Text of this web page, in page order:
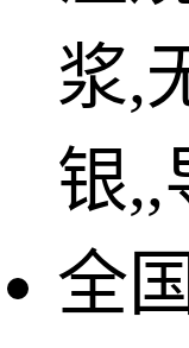
浆,
银,,
全